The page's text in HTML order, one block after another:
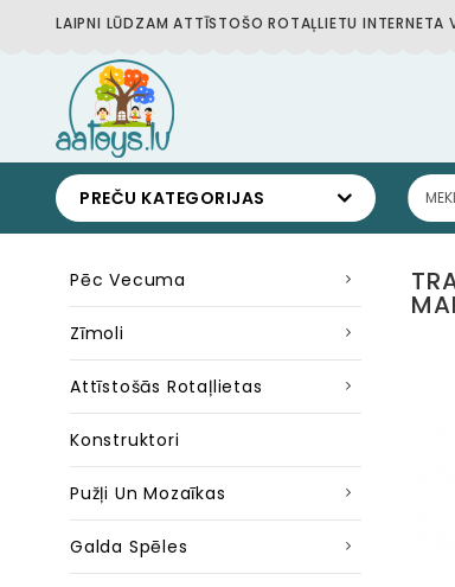
LAIPNI LŪDZAM ATTĪSTOŠO ROTAĻLIETU INTERNETA
PREČU KATEGORIJAS
Pēc Vecuma
Zīmoli
Attīstošās Rotaļlietas
Konstruktori
Pužļi Un Mozaīkas
Galda Spēles